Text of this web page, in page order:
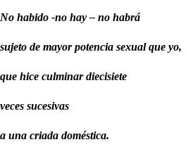
No habido -no hay – no habrá
sujeto de mayor potencia sexual que yo,
que hice culminar diecisiete
veces sucesivas
a una criada doméstica.